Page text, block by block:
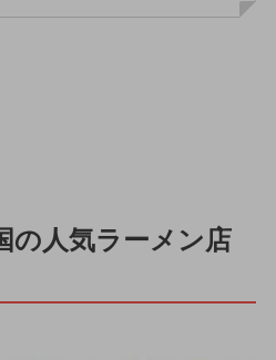
の人気ラーメン店